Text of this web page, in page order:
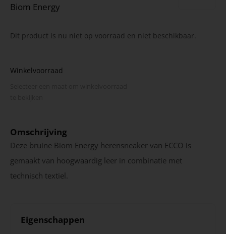
Biom Energy
Dit product is nu niet op voorraad en niet beschikbaar.
Winkelvoorraad
Omschrijving
Deze bruine Biom Energy herensneaker van ECCO is
gemaakt van hoogwaardig leer in combinatie met
technisch textiel.
Eigenschappen